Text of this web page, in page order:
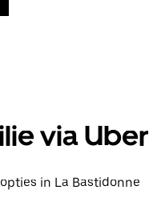
via Uber
in La Bastidonne